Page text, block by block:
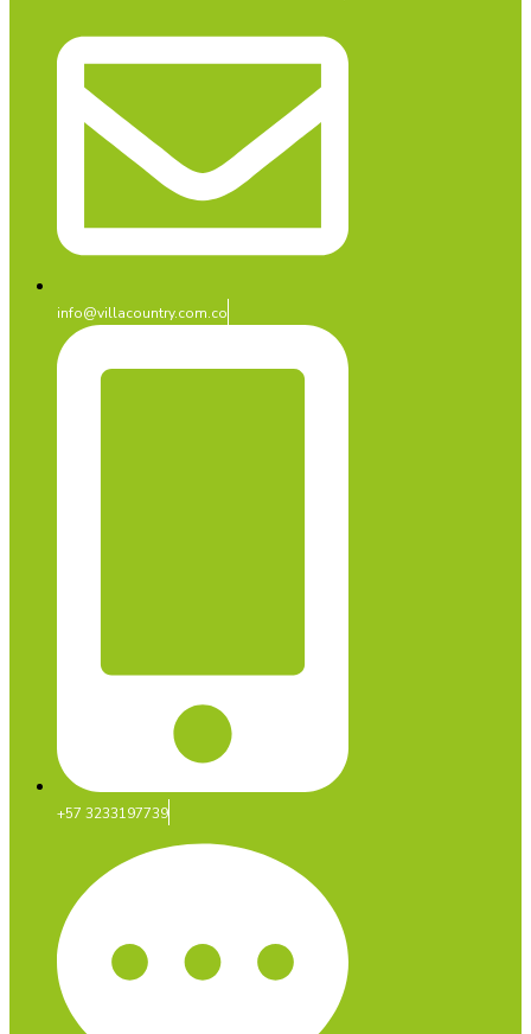
info@villacountry.com.co
+57 3233197739